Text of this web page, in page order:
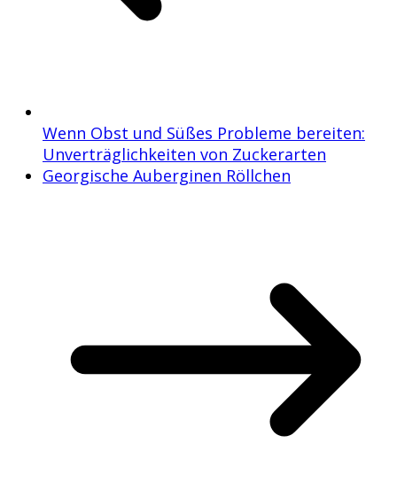
Wenn Obst und Süßes Probleme bereiten:
Unverträglichkeiten von Zuckerarten
Georgische Auberginen Röllchen